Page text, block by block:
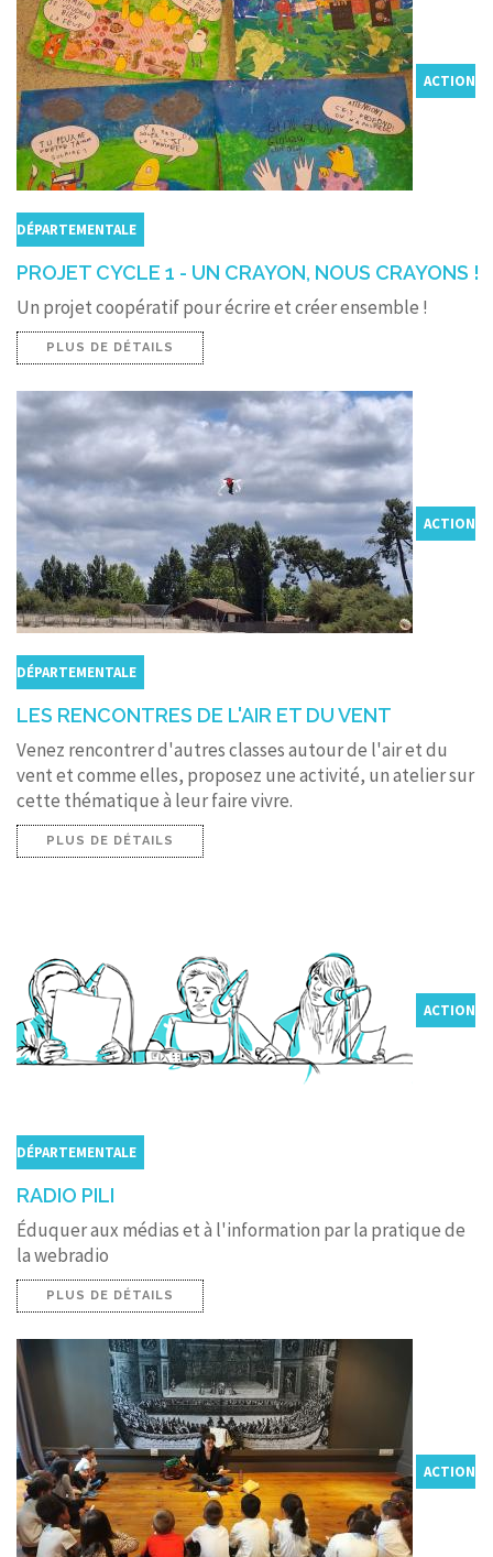
ACTION
DÉPARTEMENTALE
PROJET CYCLE 1 - UN CRAYON, NOUS CRAYONS !
Un projet coopératif pour écrire et créer ensemble !
PLUS DE DÉTAILS
ACTION
DÉPARTEMENTALE
LES RENCONTRES DE L'AIR ET DU VENT
Venez rencontrer d'autres classes autour de l'air et du
vent et comme elles, proposez une activité, un atelier sur
cette thématique à leur faire vivre.
PLUS DE DÉTAILS
ACTION
DÉPARTEMENTALE
RADIO PILI
Éduquer aux médias et à l'information par la pratique de
la webradio
PLUS DE DÉTAILS
ACTION